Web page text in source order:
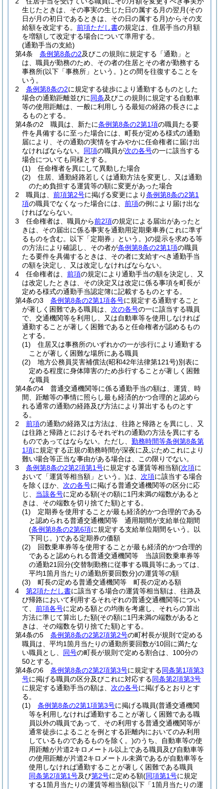
生じたときは、その事実の生じた日の属する月の翌月(その
日が月の初日であるときは、その日の属する月)からその支
給額を改定する。 前項ただし書の規定は、住居手当の月額
を増額して改定する場合について準用する。
(通勤手当の支給)
第4条
条例第8条の2及びこの規則に規定する「通勤」と
は、職員が勤務のため、その者の住居とその者が勤務する
事務所(以下「事務所」という。)との間を往復することを
いう。
2
条例第8条の2に規定する徒歩により通勤するものとした
場合の通勤距離並びに同条及びこの規則に規定する自動車
等の使用距離は、一般に利用しうる最短の経路の長さによ
るものとする。
第4条の2
職員は、新たに条例第8条の2第1項の職員たる要
件を具備するに至った場合には、町長が定める様式の通勤
届により、その通勤の実情をすみやかに任命権者に届け出
なければならない。 同項の職員が次の各号の一に該当する
場合についても同様とする。
(1)
任命権者を異にして異動した場合
(2)
住居、通勤経路若しくは通勤方法を変更し、又は通勤
のため負担する運賃等の額に変更があった場合
2
職員は、 前項第2号に掲げる変更により条例第8条の2第1
項の職員でなくなった場合には、 前項の例により届け出な
ければならない。
3
任命権者は、職員から前2項の規定による届出があったと
きは、その届出に係る事実を通勤用定期乗車券(これに準ず
るものを含む。以下「定期券」という。)の提示を求める等
の方法により確認し、その者が条例第8条の2第1項の職員
たる要件を具備するときは、その者に支給すべき通勤手当
の額を決定し、又は改定しなければならない。
4
任命権者は、 前項の規定により通勤手当の額を決定し、又
は改定したときは、その決定又は改定に係る事項を町長が
定める様式の通勤手当認定簿に記載するものとする。
第4条の3
条例第8条の2第1項各号に規定する通勤すること
が著しく困難である職員は、 次の各号の一に該当する職員
で、交通機関等を利用し、又は自動車等を使用しなければ
通勤することが著しく困難であると任命権者が認めるもの
とする。
(1)
住居又は事務所のいずれかの一が歩行により通勤する
ことが著しく困難な場所にある職員
(2)
地方公務員災害補償法(昭和42年法律第121号)別表に
定める程度に身体障害のため歩行することが著しく困難
な職員
第4条の4
普通交通機関等に係る通勤手当の額は、運賃、時
間、距離等の事情に照らし最も経済的かつ合理的と認めら
れる通常の通勤の経路及び方法により算出するものとす
る。
2
前項の通勤の経路又は方法は、往路と帰路とを異にし、又
は往路と帰路とにおけるそれぞれの通勤の方法を異にする
ものであってはならない。 ただし、 勤務時間等条例第8条第
1項に規定する正規の勤務時間が深夜に及ぶためこれにより
難い場合等正当な事由がある場合は、この限りでない。
3
条例第8条の2第2項第1号に規定する運賃等相当額(次項に
おいて「運賃等相当額」という。)は、 次項に該当する場合
を除くほか、 次の各号に掲げる普通交通機関等の区分に応
じ、 当該各号に定める額(その額に1円未満の端数があると
きは、その端数を切り捨てた額)とする。
(1)
定期券を使用することが最も経済的かつ合理的である
と認められる普通交通機関等 通用期間が支給単位期間
(条例第8条の2第6項に規定する支給単位期間をいう。以
下同じ。)である定期券の価額
(2)
回数乗車券等を使用することが最も経済的かつ合理的
であると認められる普通交通機関等 当該回数乗車券等
の通勤21回分(交替制勤務に従事する職員等にあっては、
平均1箇月当たりの通勤所要回数分)の運賃等の額
(3)
町長の定める普通交通機関等 町長の定める額
4
第2項ただし書に該当する場合の運賃等相当額は、往路及
び帰路において利用するそれぞれの普通交通機関等につい
て、 前項各号に定める額との均衡を考慮し、それらの算出
方法に準じて算出した額(その額に1円未満の端数があると
きは、その端数を切り捨てた額)とする。
第4条の5
条例第8条の2第2項第2号の町村長が規則で定める
職員は、平均1箇月当たりの通勤所要回数が10回に満たな
い職員とし、 同号の町長が規則で定める割合は、100分の
50とする。
第4条の6
条例第8条の2第2項第3号に規定する同条第1項第3
号に掲げる職員の区分及びこれに対応する同条第2項第3号
に規定する通勤手当の額は、 次の各号に掲げるとおりとす
る。
(1)
条例第8条の2第1項第3号に掲げる職員(普通交通機関
等を利用しなければ通勤することが著しく困難である職
員以外の職員であって、その利用する普通交通機関等が
通常徒歩によることを例とする距離内においてのみ利用
しているものであるものを除く。)のうち、自動車等の使
用距離が片道2キロメートル以上である職員及び自動車等
の使用距離が片道2キロメートル未満であるが自動車等を
使用しなければ通勤することが著しく困難である職員
同条第2項第1号及び第2号に定める額(同項第1号に規定
する1箇月当たりの運賃等相当額(以下「1箇月当たりの運